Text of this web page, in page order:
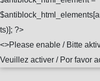
ts)]; ?>
<>Please enable / Bitte
Veuillez activer / Por favor